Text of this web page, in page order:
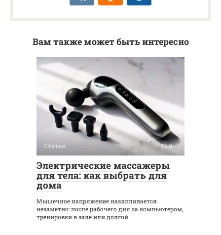
Вам также может быть интересно
Статьи 0
Электрические массажеры
для тела: как выбрать для
дома
Мышечное напряжение накапливается
незаметно: после рабочего дня за компьютером,
тренировки в зале или долгой